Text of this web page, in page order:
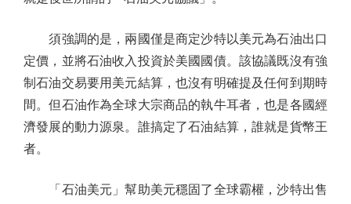
須強調的是，兩國僅是商定沙特以美元為石油出口
定價，並將石油收入投資於美國國債。該協議既沒有強
制石油交易要用美元結算，也沒有明確提及任何到期時
間。但石油作為全球大宗商品的執牛耳者，也是各國經
濟發展的動力源泉。誰搞定了石油結算，誰就是貨幣王
者。
「石油美元」幫助美元穩固了全球霸權，沙特出售